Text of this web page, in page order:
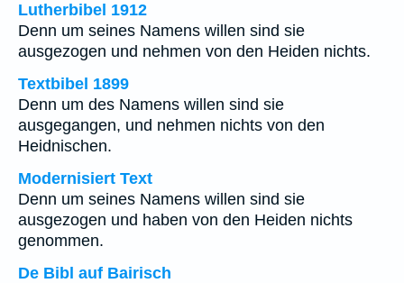
Lutherbibel 1912
Denn um seines Namens willen sind sie
ausgezogen und nehmen von den Heiden nichts.
Textbibel 1899
Denn um des Namens willen sind sie
ausgegangen, und nehmen nichts von den
Heidnischen.
Modernisiert Text
Denn um seines Namens willen sind sie
ausgezogen und haben von den Heiden nichts
genommen.
De Bibl auf Bairisch